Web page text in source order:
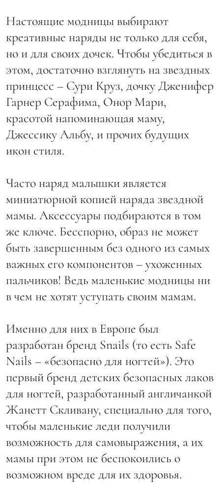
Настоящие модницы выбирают
креативные наряды не только для себя,
но и для своих дочек. Чтобы убедиться в
этом, достаточно взглянуть на звездных
принцесс – Сури Круз, дочку Дженифер
Гарнер Серафима, Онор Мари,
красотой напоминающая маму,
Джессику Альбу, и прочих будущих
икон стиля.
Часто наряд малышки является
миниатюрной копией наряда звездной
мамы. Аксессуары подбираются в том
же ключе. Бесспорно, образ не может
быть завершенным без одного из самых
важных его компонентов – ухоженных
пальчиков! Ведь маленькие модницы ни
в чем не хотят уступать своим мамам.
Именно для них в Европе был
разработан бренд Snails (то есть Safe
Nails – «безопасно для ногтей»). Это
первый бренд детских безопасных лаков
для ногтей, разработанный англичанкой
Жанетт Скливану, специально для того,
чтобы маленькие леди получили
возможность для самовыражения, а их
мамы при этом не беспокоились о
возможном вреде для их здоровья.